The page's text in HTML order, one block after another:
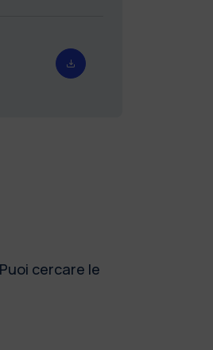
cercare le